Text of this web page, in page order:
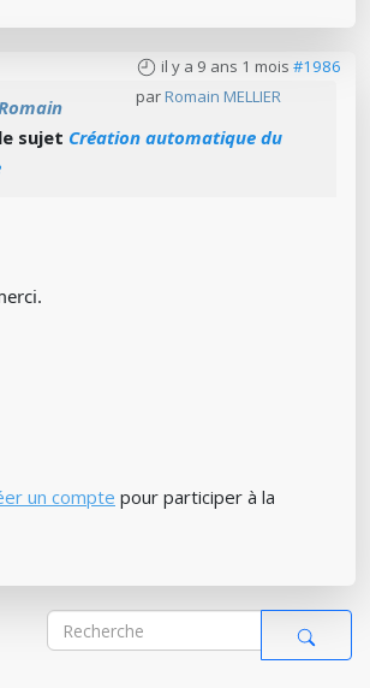
il y a 9 ans 1 mois #1986
par Romain MELLIER
sujet Création automatique du
un compte pour participer à la